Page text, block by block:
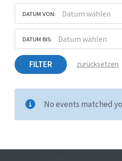
DATUM VON:
DATUM BIS:
FILTER zurücksetzen
No events matched